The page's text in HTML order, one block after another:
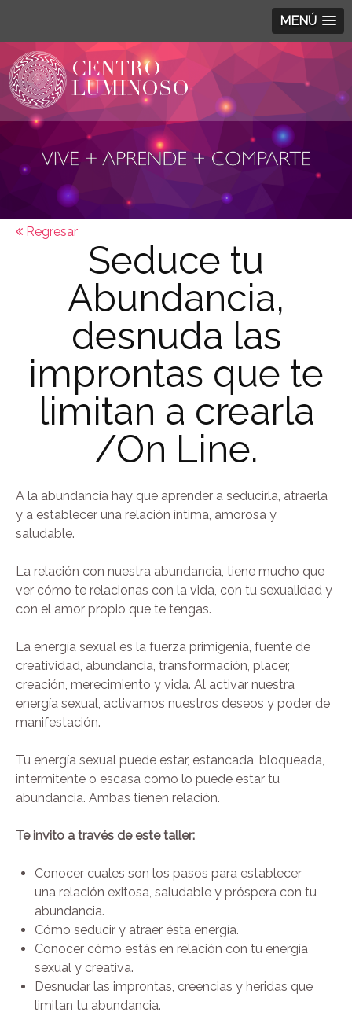
MENÚ
Regresar
Seduce tu
Abundancia,
desnuda las
improntas que te
limitan a crearla
/On Line.
A la abundancia hay que aprender a seducirla, atraerla
y a establecer una relación íntima, amorosa y
saludable.
La relación con nuestra abundancia, tiene mucho que
ver cómo te relacionas con la vida, con tu sexualidad y
con el amor propio que te tengas.
La energía sexual es la fuerza primigenia, fuente de
creatividad, abundancia, transformación, placer,
creación, merecimiento y vida. Al activar nuestra
energía sexual, activamos nuestros deseos y poder de
manifestación.
Tu energía sexual puede estar, estancada, bloqueada,
intermitente o escasa como lo puede estar tu
abundancia. Ambas tienen relación.
Te invito a través de este taller:
Conocer cuales son los pasos para establecer
una relación exitosa, saludable y próspera con tu
abundancia.
Cómo seducir y atraer ésta energía.
Conocer cómo estás en relación con tu energía
sexual y creativa.
Desnudar las improntas, creencias y heridas que
limitan tu abundancia.